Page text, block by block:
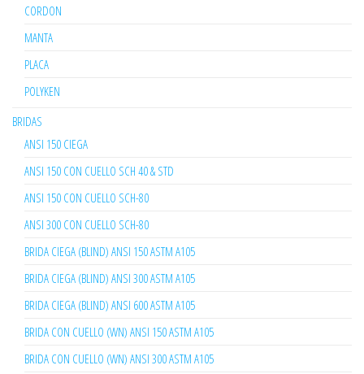
CORDON
MANTA
PLACA
POLYKEN
BRIDAS
ANSI 150 CIEGA
ANSI 150 CON CUELLO SCH 40 & STD
ANSI 150 CON CUELLO SCH-80
ANSI 300 CON CUELLO SCH-80
BRIDA CIEGA (BLIND) ANSI 150 ASTM A105
BRIDA CIEGA (BLIND) ANSI 300 ASTM A105
BRIDA CIEGA (BLIND) ANSI 600 ASTM A105
BRIDA CON CUELLO (WN) ANSI 150 ASTM A105
BRIDA CON CUELLO (WN) ANSI 300 ASTM A105